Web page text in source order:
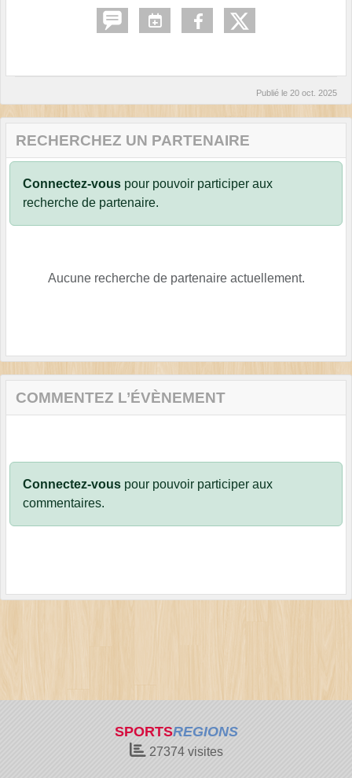
Publié le 20 oct. 2025
RECHERCHEZ UN PARTENAIRE
Connectez-vous pour pouvoir participer aux
recherche de partenaire.
Aucune recherche de partenaire actuellement.
COMMENTEZ L’ÉVÈNEMENT
Connectez-vous pour pouvoir participer aux
commentaires.
SPORTSREGIONS
27374visites